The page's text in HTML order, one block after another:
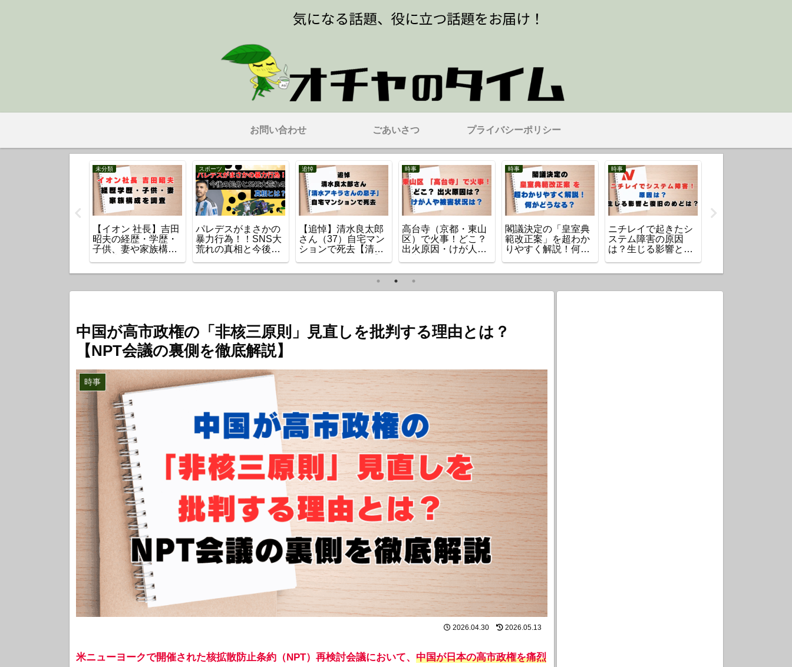
お問い合わせ ごあいさつ プライバシーポリシー
未分類
【イオン 社長】吉田
昭夫の経歴・学歴・
子供、妻や家族構成
スポーツ
パレデスがまさかの
暴力行為！！SNS大
荒れの真相と今後の
追悼
【追悼】清水良太郎
さん（37）自宅マン
ションで死去【清水
時事
高台寺（京都・東山
区）で火事！どこ？
出火原因・けが人・
時事
閣議決定の「皇室典
範改正案」を超わか
りやすく解説！何が
時事
ニチレイで起きたシ
ステム障害の原因
は？生じる影響と復
中国が高市政権の「非核三原則」見直しを批判する理由とは？
【NPT会議の裏側を徹底解説】
時事
2026.04.30 2026.05.13
米ニューヨークで開催された核拡散防止条約（NPT）再検討会議において、 中国が日本の高市政権を痛烈